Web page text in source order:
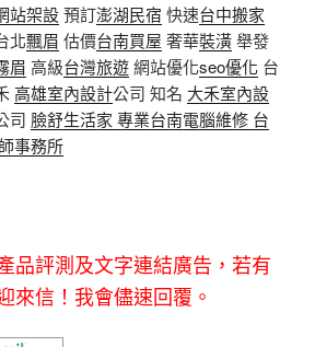
站架設預訂澎湖民宿 快速台中搬家
北飄眉 估價台南買屋 奢華裝潢舉發
眉 高級台灣旅遊網站優化seo優化 台
高雄室內設計公司 知名 大禾室內設
司 臉舒生活家 專業台南電腦維修 台
事務所
品評測及文字連結廣告，若有
來信！我會儘速回覆。